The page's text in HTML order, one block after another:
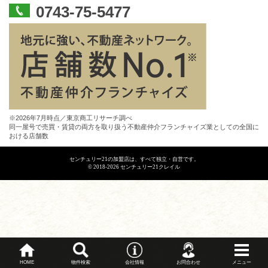
0743-75-5477
※2026年7月時点／東京商工リサーチ調べ
同一屋号で売買・賃貸の両方を取り扱う不動産仲介フランチャイズ業としての全国に
おける店舗数
センチュリー21の加盟店は、すべて独立・自営です。
© 2018-2026 センチュリー21クレイル
HOME 物件検索 会社情報 お問合わせ メニュー